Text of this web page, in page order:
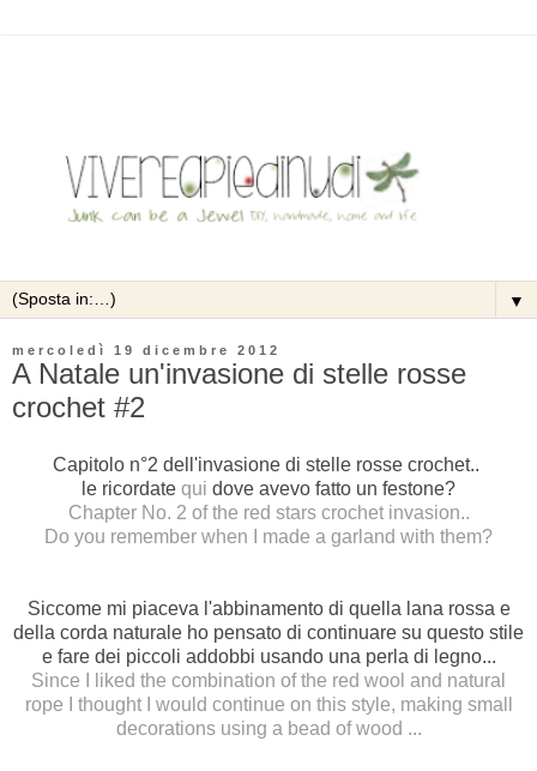
▼
mercoledì 19 dicembre 2012
A Natale un'invasione di stelle rosse
crochet #2
Capitolo n°2 dell'invasione di stelle rosse crochet..
le ricordate qui dove avevo fatto un festone?
Chapter No. 2 of the red stars crochet invasion..
Do you remember when
I made a garland with them?
Siccome mi piaceva l'abbinamento di quella lana rossa e
della corda naturale ho pensato di continuare su questo stile
e fare dei piccoli addobbi usando una perla di legno...
Since I liked the combination of the red wool and natural
rope I thought I would continue on this style, making small
decorations using a bead of wood ...